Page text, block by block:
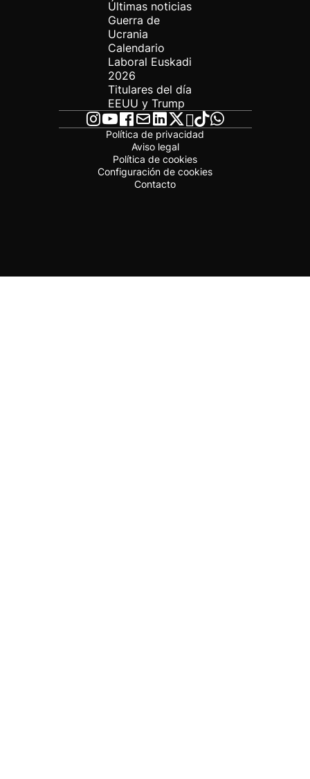
Últimas noticias
Guerra de
Ucrania
Calendario
Laboral Euskadi
2026
Titulares del día
EEUU y Trump
Política de privacidad
Aviso legal
Política de cookies
Configuración de cookies
Contacto